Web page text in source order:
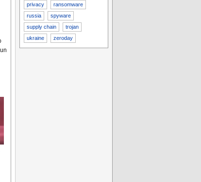
privacy
ransomware
russia
spyware
supply chain
trojan
ukraine
zeroday